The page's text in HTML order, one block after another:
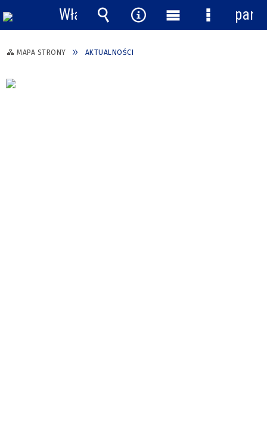
MAPA STRONY AKTUALNOŚCI
Włącz
powiadomienia
Wyszukiwarka
Narzędzia
MenuMenu
panel